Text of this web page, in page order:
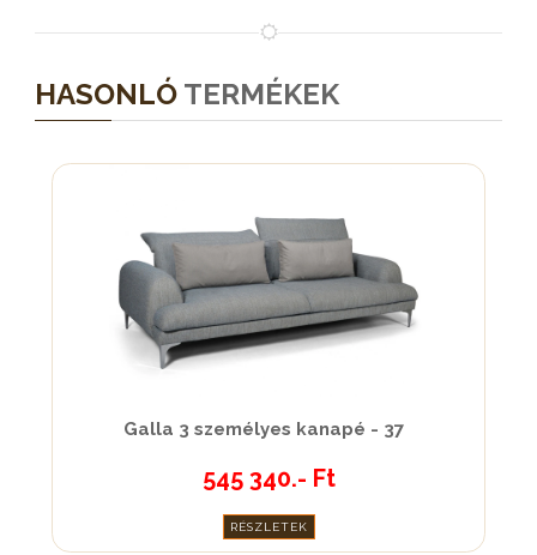
HASONLÓ TERMÉKEK
Galla 3 személyes kanapé - 37
545 340.- Ft
RÉSZLETEK